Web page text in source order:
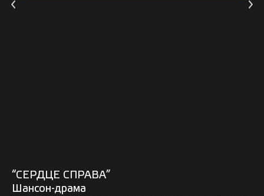
“СЕРДЦЕ СПРАВА”
Шансон-драма